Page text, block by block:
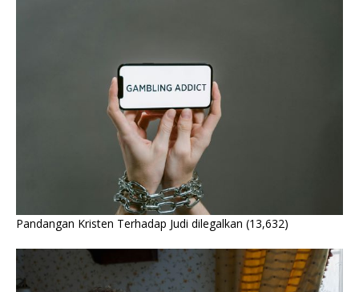
Pandangan Kristen Terhadap Judi dilegalkan (13,632)